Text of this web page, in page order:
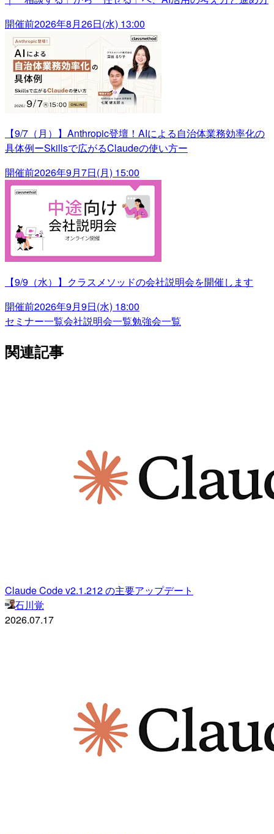
開催前2026年8月26日(水) 13:00
【9/7（月）】Anthropic登壇！AIによる自治体業務効率化の
具体例ーSkillsで広がるClaudeの使い方ー
開催前2026年9月7日(月) 15:00
【9/9（水）】クラスメソッドの会社説明会を開催します
開催前2026年9月9日(水) 18:00
セミナー一覧会社説明会一覧勉強会一覧
関連記事
Claude Code v2.1.212 の主要アップデート
石川覚
2026.07.17